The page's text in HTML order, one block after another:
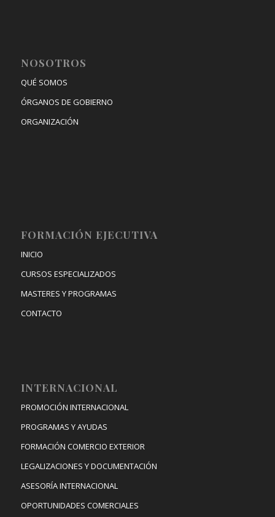
NOSOTROS
QUÉ SOMOS
ÓRGANOS DE GOBIERNO
ORGANIZACIÓN
FORMACIÓN EJECUTIVA
INICIO
CURSOS ESPECIALIZADOS
MASTERES Y PROGRAMAS
CONTACTO
INTERNACIONAL
PROMOCIÓN INTERNACIONAL
PROGRAMAS Y AYUDAS
FORMACIÓN COMERCIO EXTERIOR
LEGALIZACIONES Y DOCUMENTACIÓN
ASESORÍA INTERNACIONAL
OPORTUNIDADES COMERCIALES